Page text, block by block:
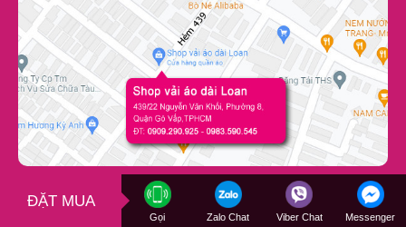
ĐẶT MUA
Gọi Zalo Chat Viber Chat Messenger